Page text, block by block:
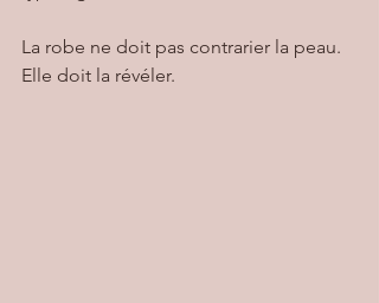
La robe ne doit pas contrarier la peau.
Elle doit la révéler.